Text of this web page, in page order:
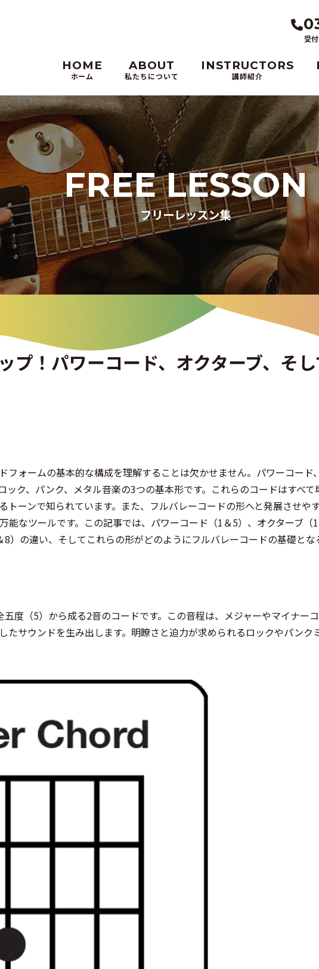
受
HOME
ホーム
ABOUT
私たちについて
INSTRUCTORS
講師紹介
FREE LESSON
フリーレッスン集
プ！パワーコード、オクターブ、そ
フォームの基本的な構成を理解することは欠かせません。パワーコード
ック、パンク、メタル音楽の3つの基本形です。これらのコードはすべて
トーンで知られています。また、フルバレーコードの形へと発展させや
能なツールです。この記事では、パワーコード（1＆5）、オクターブ（
）の違い、そしてこれらの形がどのようにフルバレーコードの基礎とな
度（5）から成る2音のコードです。この音程は、メジャーやマイナー
たサウンドを生み出します。明瞭さと迫力が求められるロックやパンク